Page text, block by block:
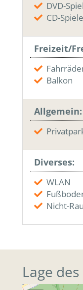
DVD-
CD-
Freizeit/
Balkon
Allgemein:
Diverses:
WLAN
Nicht-
Lage